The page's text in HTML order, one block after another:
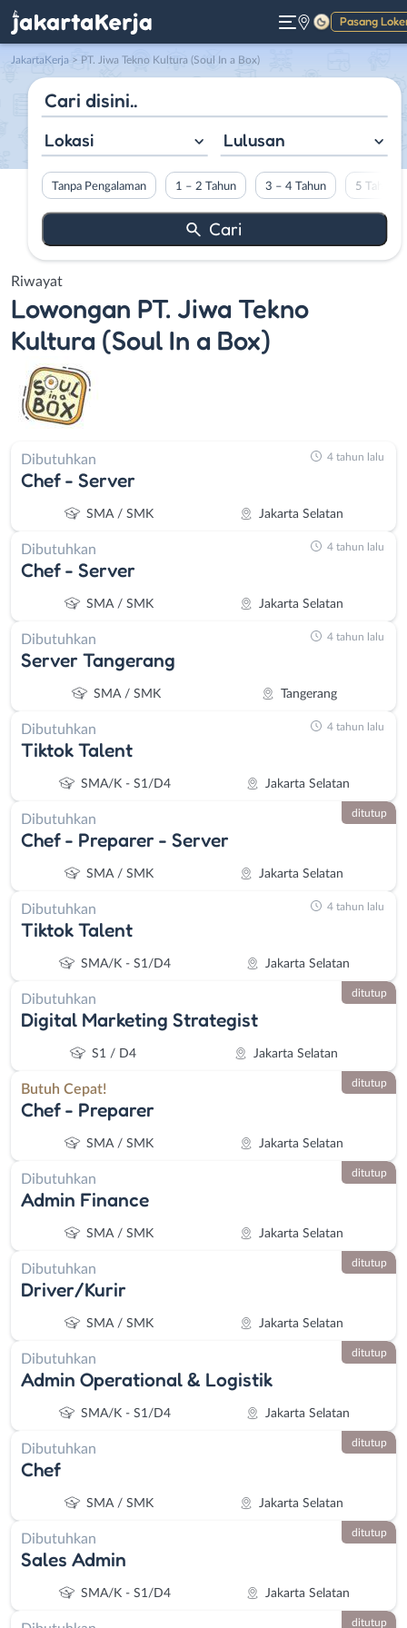
Pasang
Gelap
JakartaKerja > PT. Jiwa Tekno Kultura (Soul In a Box)
Lokasi Lulusan
Tanpa Pengalaman 1 – 2 Tahun 3 – 4 Tahun 5 Tahun
Riwayat
Lowongan PT. Jiwa Tekno
Kultura (Soul In a Box)
Dibutuhkan
Chef - Server
SMA / SMK Jakarta Selatan
4 tahun lalu
Dibutuhkan
Chef - Server
SMA / SMK Jakarta Selatan
4 tahun lalu
Dibutuhkan
Server Tangerang
SMA / SMK Tangerang
4 tahun lalu
Dibutuhkan
Tiktok Talent
SMA/K - S1/D4 Jakarta Selatan
4 tahun lalu
Dibutuhkan
Chef - Preparer - Server
SMA / SMK Jakarta Selatan
ditutup
Dibutuhkan
Tiktok Talent
SMA/K - S1/D4 Jakarta Selatan
4 tahun lalu
Dibutuhkan
Digital Marketing Strategist
S1 / D4 Jakarta Selatan
ditutup
Butuh Cepat!
Chef - Preparer
SMA / SMK Jakarta Selatan
ditutup
Dibutuhkan
Admin Finance
SMA / SMK Jakarta Selatan
ditutup
Dibutuhkan
Driver/Kurir
SMA / SMK Jakarta Selatan
ditutup
Dibutuhkan
Admin Operational & Logistik
SMA/K - S1/D4 Jakarta Selatan
ditutup
Dibutuhkan
Chef
SMA / SMK Jakarta Selatan
ditutup
Dibutuhkan
Sales Admin
SMA/K - S1/D4 Jakarta Selatan
ditutup
ditutup